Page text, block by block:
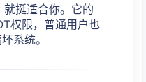
挺适合你。它的
权限，普通用户也
系统。